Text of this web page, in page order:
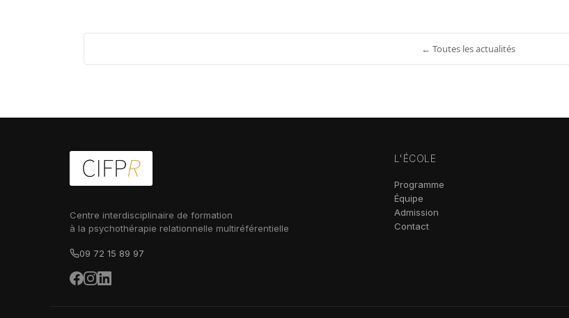
← Toutes les actualités
Centre interdisciplinaire de formation
à la psychothérapie relationnelle multiréférentielle
09 72 15 89 97
L'ÉCOLE
Programme
Équipe
Admission
Contact